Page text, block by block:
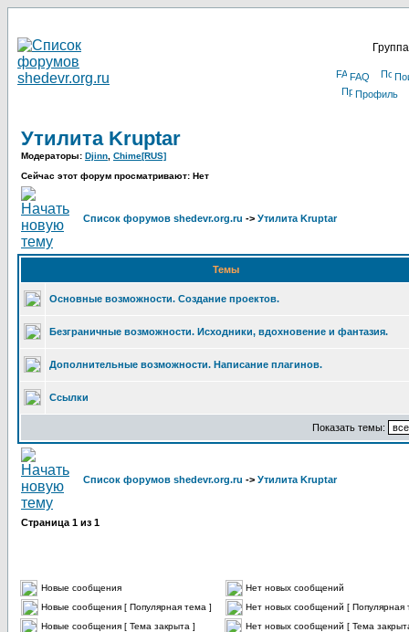
FAQ
Профиль
Утилита Kruptar
Модераторы: Djinn Chime[RUS]
Сейчас этот форум просматривают: Нет
Список форумов shedevr.org.ru -> Утилита Kruptar
Темы
Основные возможности. Создание проектов.
Безграничные возможности. Исходники, вдохновение и фантазия.
Дополнительные возможности. Написание плагинов.
Ссылки
Показать темы:
Список форумов shedevr.org.ru -> Утилита Kruptar
Страница 1 из 1
Новые сообщения
Нет новых сообщений
Новые сообщения [ Популярная тема ]
Нет новых сообщений [ Популярная
Новые сообщения [ Тема закрыта ]
Нет новых сообщений [ Тема